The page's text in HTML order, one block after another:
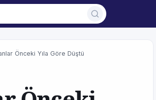
Önceki Yıla Göre Düştü